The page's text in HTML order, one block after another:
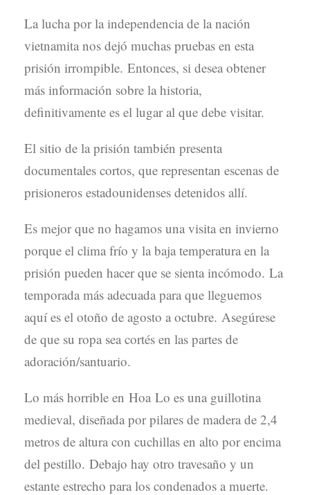
La lucha por la independencia de la nación
vietnamita nos dejó muchas pruebas en esta
prisión irrompible. Entonces, si desea obtener
más información sobre la historia,
definitivamente es el lugar al que debe visitar.
El sitio de la prisión también presenta
documentales cortos, que representan escenas de
prisioneros estadounidenses detenidos allí.
Es mejor que no hagamos una visita en invierno
porque el clima frío y la baja temperatura en la
prisión pueden hacer que se sienta incómodo. La
temporada más adecuada para que lleguemos
aquí es el otoño de agosto a octubre. Asegúrese
de que su ropa sea cortés en las partes de
adoración/santuario.
Lo más horrible en Hoa Lo es una guillotina
medieval, diseñada por pilares de madera de 2,4
metros de altura con cuchillas en alto por encima
del pestillo. Debajo hay otro travesaño y un
estante estrecho para los condenados a muerte.